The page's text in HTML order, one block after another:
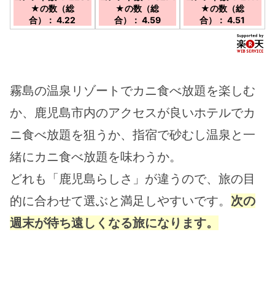
くまで／鹿児島空港
よりレンタカーで
30分。路線バス利
★の数（総
合）： 4.22
称変更いたしまし
た。／鹿児島中央か
らタクシー約１０
行
★の数（総
合）： 4.59
指宿駅下車、タクシ
ー７分、無料送迎バ
スあり。 空港直行
バス（JR指宿駅下
★の数（総
合）： 4.51
霧島の温泉リゾートでカニ食べ放題を楽しむ
か、鹿児島市内のアクセスが良いホテルでカ
ニ食べ放題を狙うか、指宿で砂むし温泉と一
緒にカニ食べ放題を味わうか。
どれも「鹿児島らしさ」が違うので、旅の目
的に合わせて選ぶと満足しやすいです。 次の
週末が待ち遠しくなる旅になります。